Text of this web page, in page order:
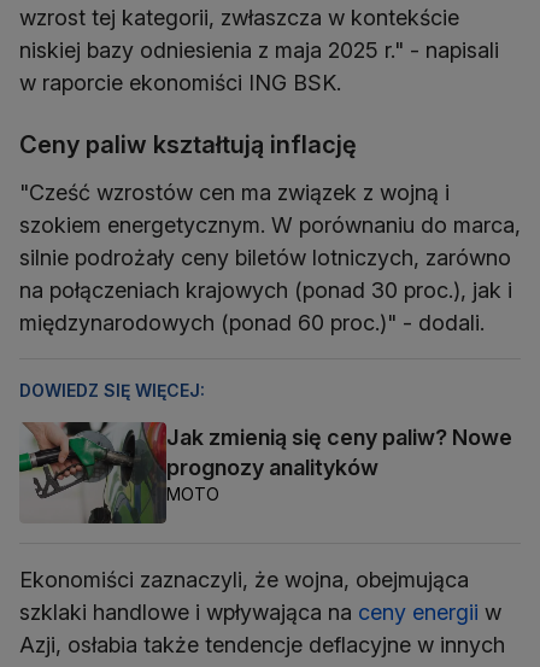
wzrost tej kategorii, zwłaszcza w kontekście
niskiej bazy odniesienia z maja 2025 r." - napisali
w raporcie ekonomiści ING BSK.
Ceny paliw kształtują inflację
"Cześć wzrostów cen ma związek z wojną i
szokiem energetycznym. W porównaniu do marca,
silnie podrożały ceny biletów lotniczych, zarówno
na połączeniach krajowych (ponad 30 proc.), jak i
międzynarodowych (ponad 60 proc.)" - dodali.
DOWIEDZ SIĘ WIĘCEJ:
Jak zmienią się ceny paliw? Nowe
prognozy analityków
MOTO
Ekonomiści zaznaczyli, że wojna, obejmująca
szklaki handlowe i wpływająca na ceny energii w
Azji, osłabia także tendencje deflacyjne w innych